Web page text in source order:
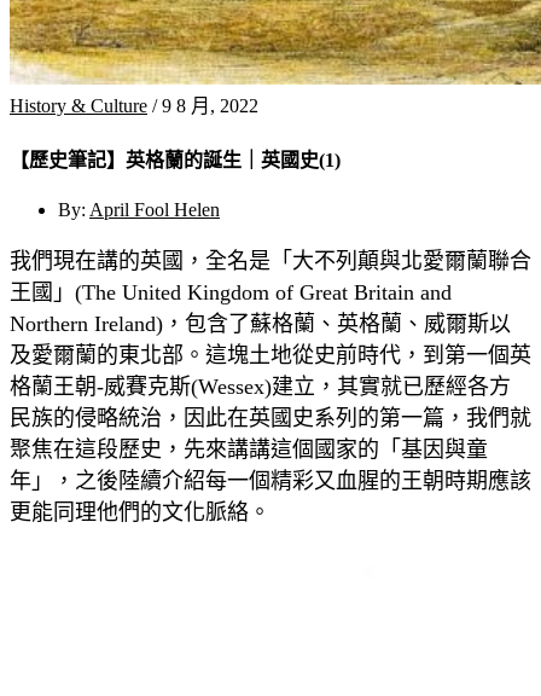
History & Culture / 9 8 月, 2022
【歷史筆記】英格蘭的誕生｜英國史(1)
By: April Fool Helen
我們現在講的英國，全名是「大不列顛與北愛爾蘭聯合
王國」(The United Kingdom of Great Britain and
Northern Ireland)，包含了蘇格蘭、英格蘭、威爾斯以
及愛爾蘭的東北部。這塊土地從史前時代，到第一個英
格蘭王朝-威賽克斯(Wessex)建立，其實就已歷經各方
民族的侵略統治，因此在英國史系列的第一篇，我們就
聚焦在這段歷史，先來講講這個國家的「基因與童
年」，之後陸續介紹每一個精彩又血腥的王朝時期應該
更能同理他們的文化脈絡。